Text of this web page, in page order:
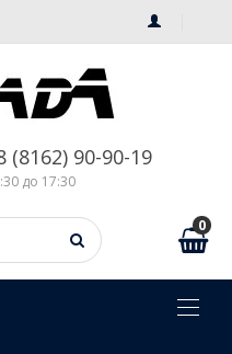
(8162) 90-90-19
до 17:30
0